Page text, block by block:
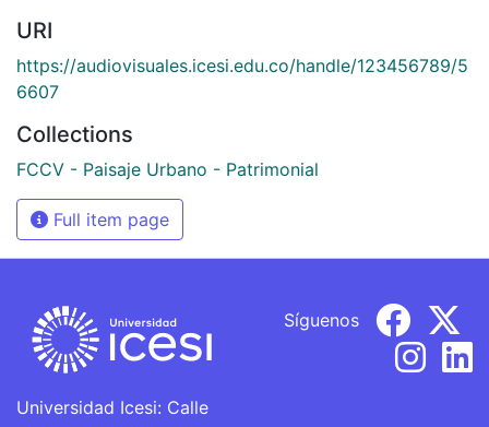
URI
https://audiovisuales.icesi.edu.co/handle/123456789/5
6607
Collections
FCCV - Paisaje Urbano - Patrimonial
Full item page
Universidad Icesi: Calle
Síguenos